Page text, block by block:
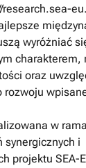
research.sea-
wyróżniać
charakterem,
oraz
rozwoju
w
synergicznych i
projektu SEA-